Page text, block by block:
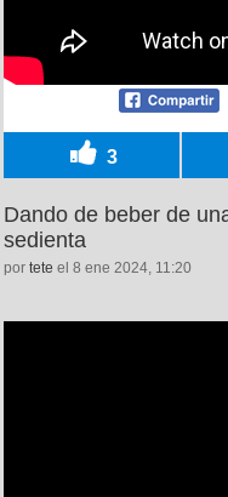
3
Dando de beber de
sedienta
por tete el 8 ene 2024, 11:20